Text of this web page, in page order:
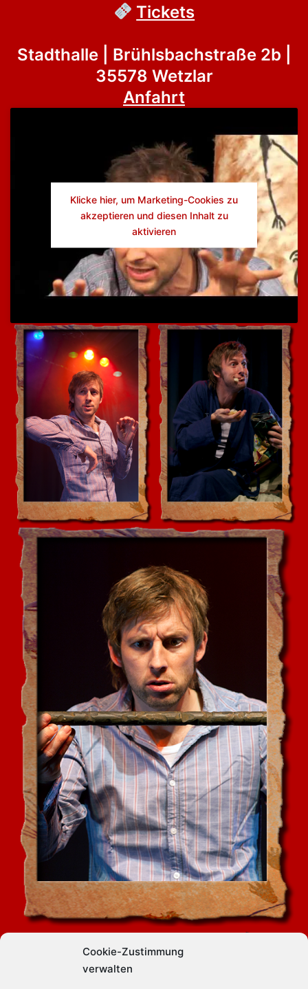
Cookie-Zustimmung
verwalten
Tickets
Stadthalle | Brühlsbachstraße 2b |
35578 Wetzlar
Anfahrt
Klicke hier, um Marketing-Cookies zu
akzeptieren und diesen Inhalt zu
aktivieren